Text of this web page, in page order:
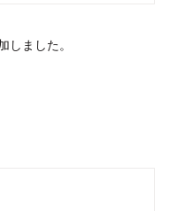
しました。